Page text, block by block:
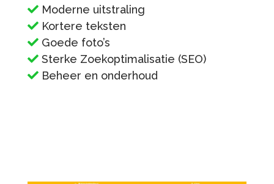
Moderne uitstraling
Kortere teksten
Goede foto’s
Sterke Zoekoptimalisatie (SEO)
Beheer en onderhoud